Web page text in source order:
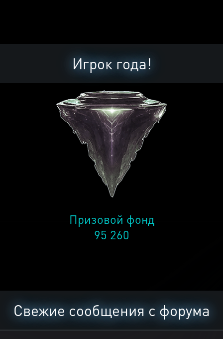
Игрок года!
Призовой фонд
95 260
Свежие сообщения с форума